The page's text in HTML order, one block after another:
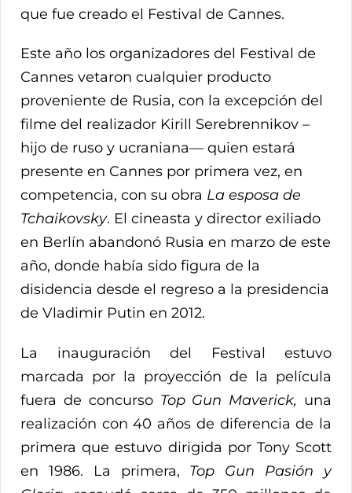
que fue creado el Festival de Cannes.
Este año los organizadores del Festival de
Cannes vetaron cualquier producto
proveniente de Rusia, con la excepción del
filme del realizador Kirill Serebrennikov –
hijo de ruso y ucraniana— quien estará
presente en Cannes por primera vez, en
competencia, con su obra La esposa de
Tchaikovsky. El cineasta y director exiliado
en Berlín abandonó Rusia en marzo de este
año, donde había sido figura de la
disidencia desde el regreso a la presidencia
de Vladimir Putin en 2012.
La inauguración del Festival estuvo
marcada por la proyección de la película
fuera de concurso Top Gun Maverick, una
realización con 40 años de diferencia de la
primera que estuvo dirigida por Tony Scott
en 1986. La primera, Top Gun Pasión y